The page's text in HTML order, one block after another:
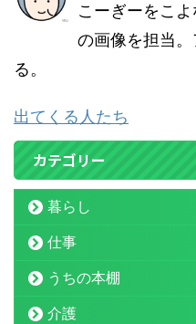
こーぎーをこ
の画像を担当
る。
出てくる人たち
カテゴリー
暮らし
仕事
うちの本棚
介護